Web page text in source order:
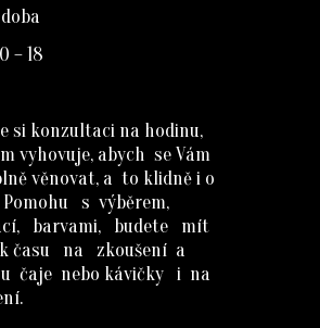
– 18
si konzultaci na hodinu,
vyhovuje, abych se Vám
věnovat, a to klidně i o
Pomohu s výběrem,
barvami, budete mít
času na zkoušení a
u čaje nebo kávičky i na